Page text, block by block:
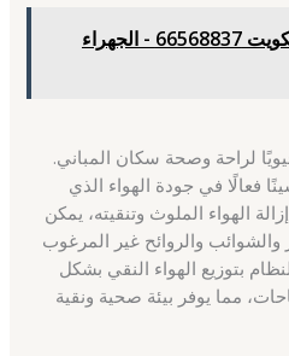
تهوية مركزية الكويت 66568837 - الجهراء
لراحة وصحة سكان المباني.
فعالًا في جودة الهواء الذي
الهواء الملوث وتنقيته، يمكن
والشوائب والروائح غير المرغوب
بتوزيع الهواء النقي بشكل
مما يوفر بيئة صحية ونقية